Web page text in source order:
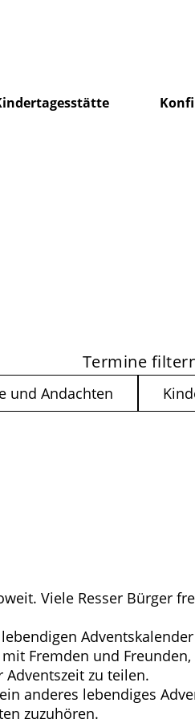
Termine
und Andachten
Viele Resser Bürger
Fremden und
zu teilen.
anderes lebendiges
zuzuhören.